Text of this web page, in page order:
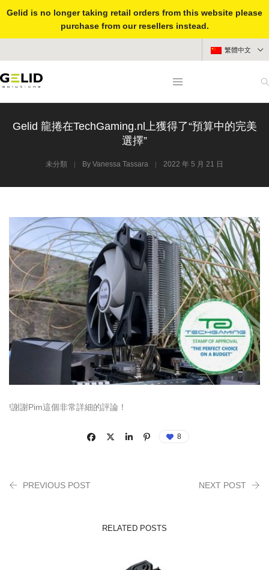
Gelid is no longer taking retail orders from this website please
purchase from our resellers instead.
繁體中文
Gelid 龍捲在TechGaming.nl上獲得了“預算中的完美
選擇”
未分類 By Vanessa Tassara 2022 年 5 月 21 日
!謝謝Pim這個非常詳細的評論！
8
PREVIOUS POST NEXT POST
RELATED POSTS